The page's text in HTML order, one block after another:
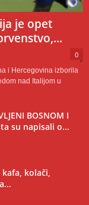
je opet
0
i Hercegovina izborila
nad Italijom u
BOSNOM I
su napisali o...
kolači,